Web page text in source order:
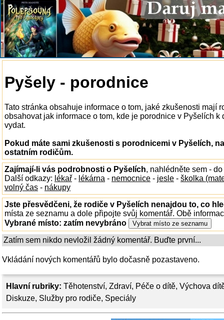
Hlavní rubriky: Těhotenství, Zdraví, Péče o dítě, Výchova
Diskuze, Služby pro rodiče, Speciály
Pyšely - porodnice
Tato stránka obsahuje informace o tom, jaké zkušenosti mají
obsahovat jak informace o tom, kde je porodnice v Pyšelích
vydat.
Pokud máte sami zkušenosti s porodnicemi v Pyšelích,
ostatním rodičům.
Zajímají-li vás podrobnosti o Pyšelích, nahlédněte sem - do
Další odkazy: lékař - lékárna - nemocnice - jesle - školka
volný čas - nákupy
Jste přesvědčeni, že rodiče v Pyšelích nenajdou to, co
místa ze seznamu a dole připojte svůj komentář. Obě
Vybrané místo: zatím nevybráno
Zatím sem nikdo nevložil žádný komentář. Buďte první...
Vkládání nových komentářů bylo dočasně pozastaveno.